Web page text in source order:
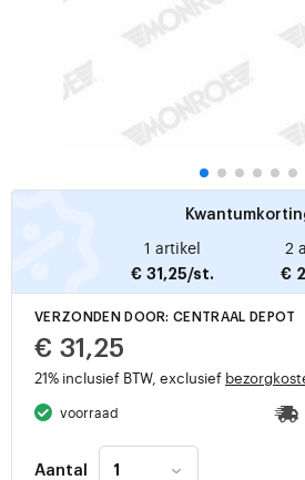
1 artikel
€ 31,25/st.
2
€
VERZONDEN DOOR: CENTRAAL DEPOT
€ 31,25
21% inclusief BTW, exclusief
voorraad
Aantal